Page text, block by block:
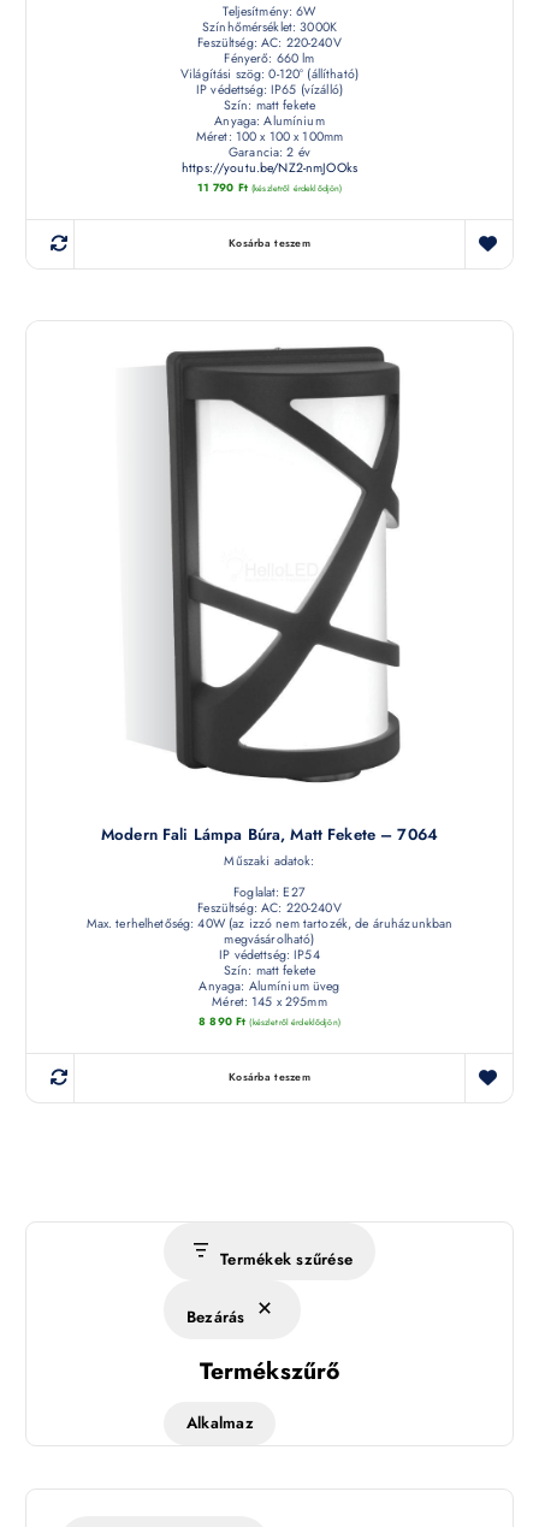
Teljesítmény: 6W
Színhőmérséklet: 3000K
Feszültség: AC: 220-240V
Fényerő: 660 lm
Világítási szög: 0-120° (állítható)
IP védettség: IP65 (vízálló)
Szín: matt fekete
Anyaga: Alumínium
Méret: 100 x 100 x 100mm
Garancia: 2 év
https://youtu.be/NZ2-nmJOOks
11 790 Ft (készletről érdeklődjön)
Kosárba teszem
Modern Fali Lámpa Búra, Matt Fekete – 7064
Műszaki adatok:
Foglalat: E27
Feszültség: AC: 220-240V
Max. terhelhetőség: 40W (az izzó nem tartozék, de áruházunkban
megvásárolható)
IP védettség: IP54
Szín: matt fekete
Anyaga: Alumínium üveg
Méret: 145 x 295mm
8 890 Ft (készletről érdeklődjön)
Kosárba teszem
Termékek szűrése
Bezárás
Termékszűrő
Alkalmaz